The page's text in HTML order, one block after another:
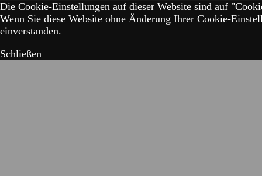
Die Cookie-Einstellungen auf dieser Website sind auf
Wenn Sie diese Website ohne Änderung Ihrer Cookie-
einverstanden.
Schließen